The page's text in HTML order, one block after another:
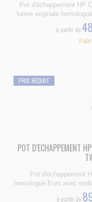
Pot d'échappement HP
forme originale
à partir de
PRIX RÉDUIT
POT D'ECHAPPEMENT
Pot d'échappement
homologué Euro avec
à partir de